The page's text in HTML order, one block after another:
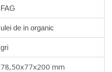
FAG
ulei de in organic
gri
78,50х77х200 mm